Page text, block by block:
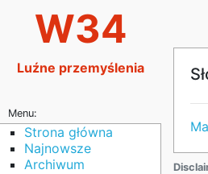
W34
Luźne przemyślenia
Menu:
Strona główna
Najnowsze
Archiwum